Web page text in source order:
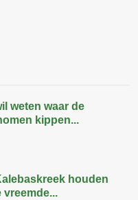
weten waar de
kippen...
houden
vreemde...